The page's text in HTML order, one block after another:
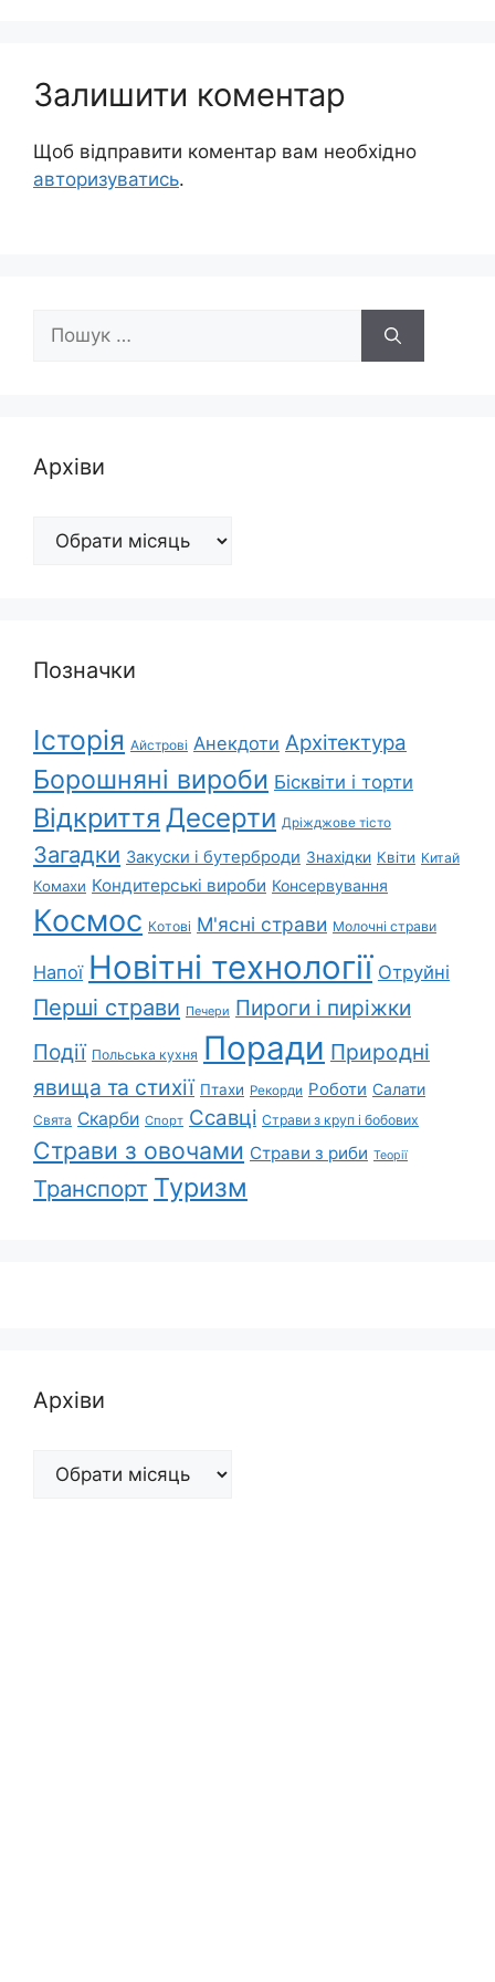
Залишити коментар
Щоб відправити коментар вам необхідно
авторизуватись.
Пошук:
Архіви
Архіви
Позначки
Історія Айстрові Анекдоти Архітектура
Борошняні вироби Бісквіти і торти
Відкриття Десерти Дріжджове тісто
Загадки Закуски і бутерброди Знахідки Квіти Китай
Комахи Кондитерські вироби Консервування
Космос Котові М'ясні страви Молочні страви
Напої Новітні технології Отруйні
Перші страви Печери Пироги і пиріжки
Події Польська кухня Поради Природні
явища та стихії Птахи Рекорди Роботи Салати
Свята Скарби Спорт Ссавці Страви з круп і бобових
Страви з овочами Страви з риби Теорії
Транспорт Туризм
Архіви
Архіви